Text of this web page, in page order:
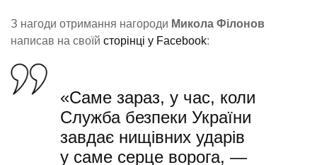
З нагоди отримання нагороди Микола Філонов
написав на своїй сторінці у Facebook:
«Саме зараз, у час, коли
Служба безпеки України
завдає нищівних ударів
у саме серце ворога, —